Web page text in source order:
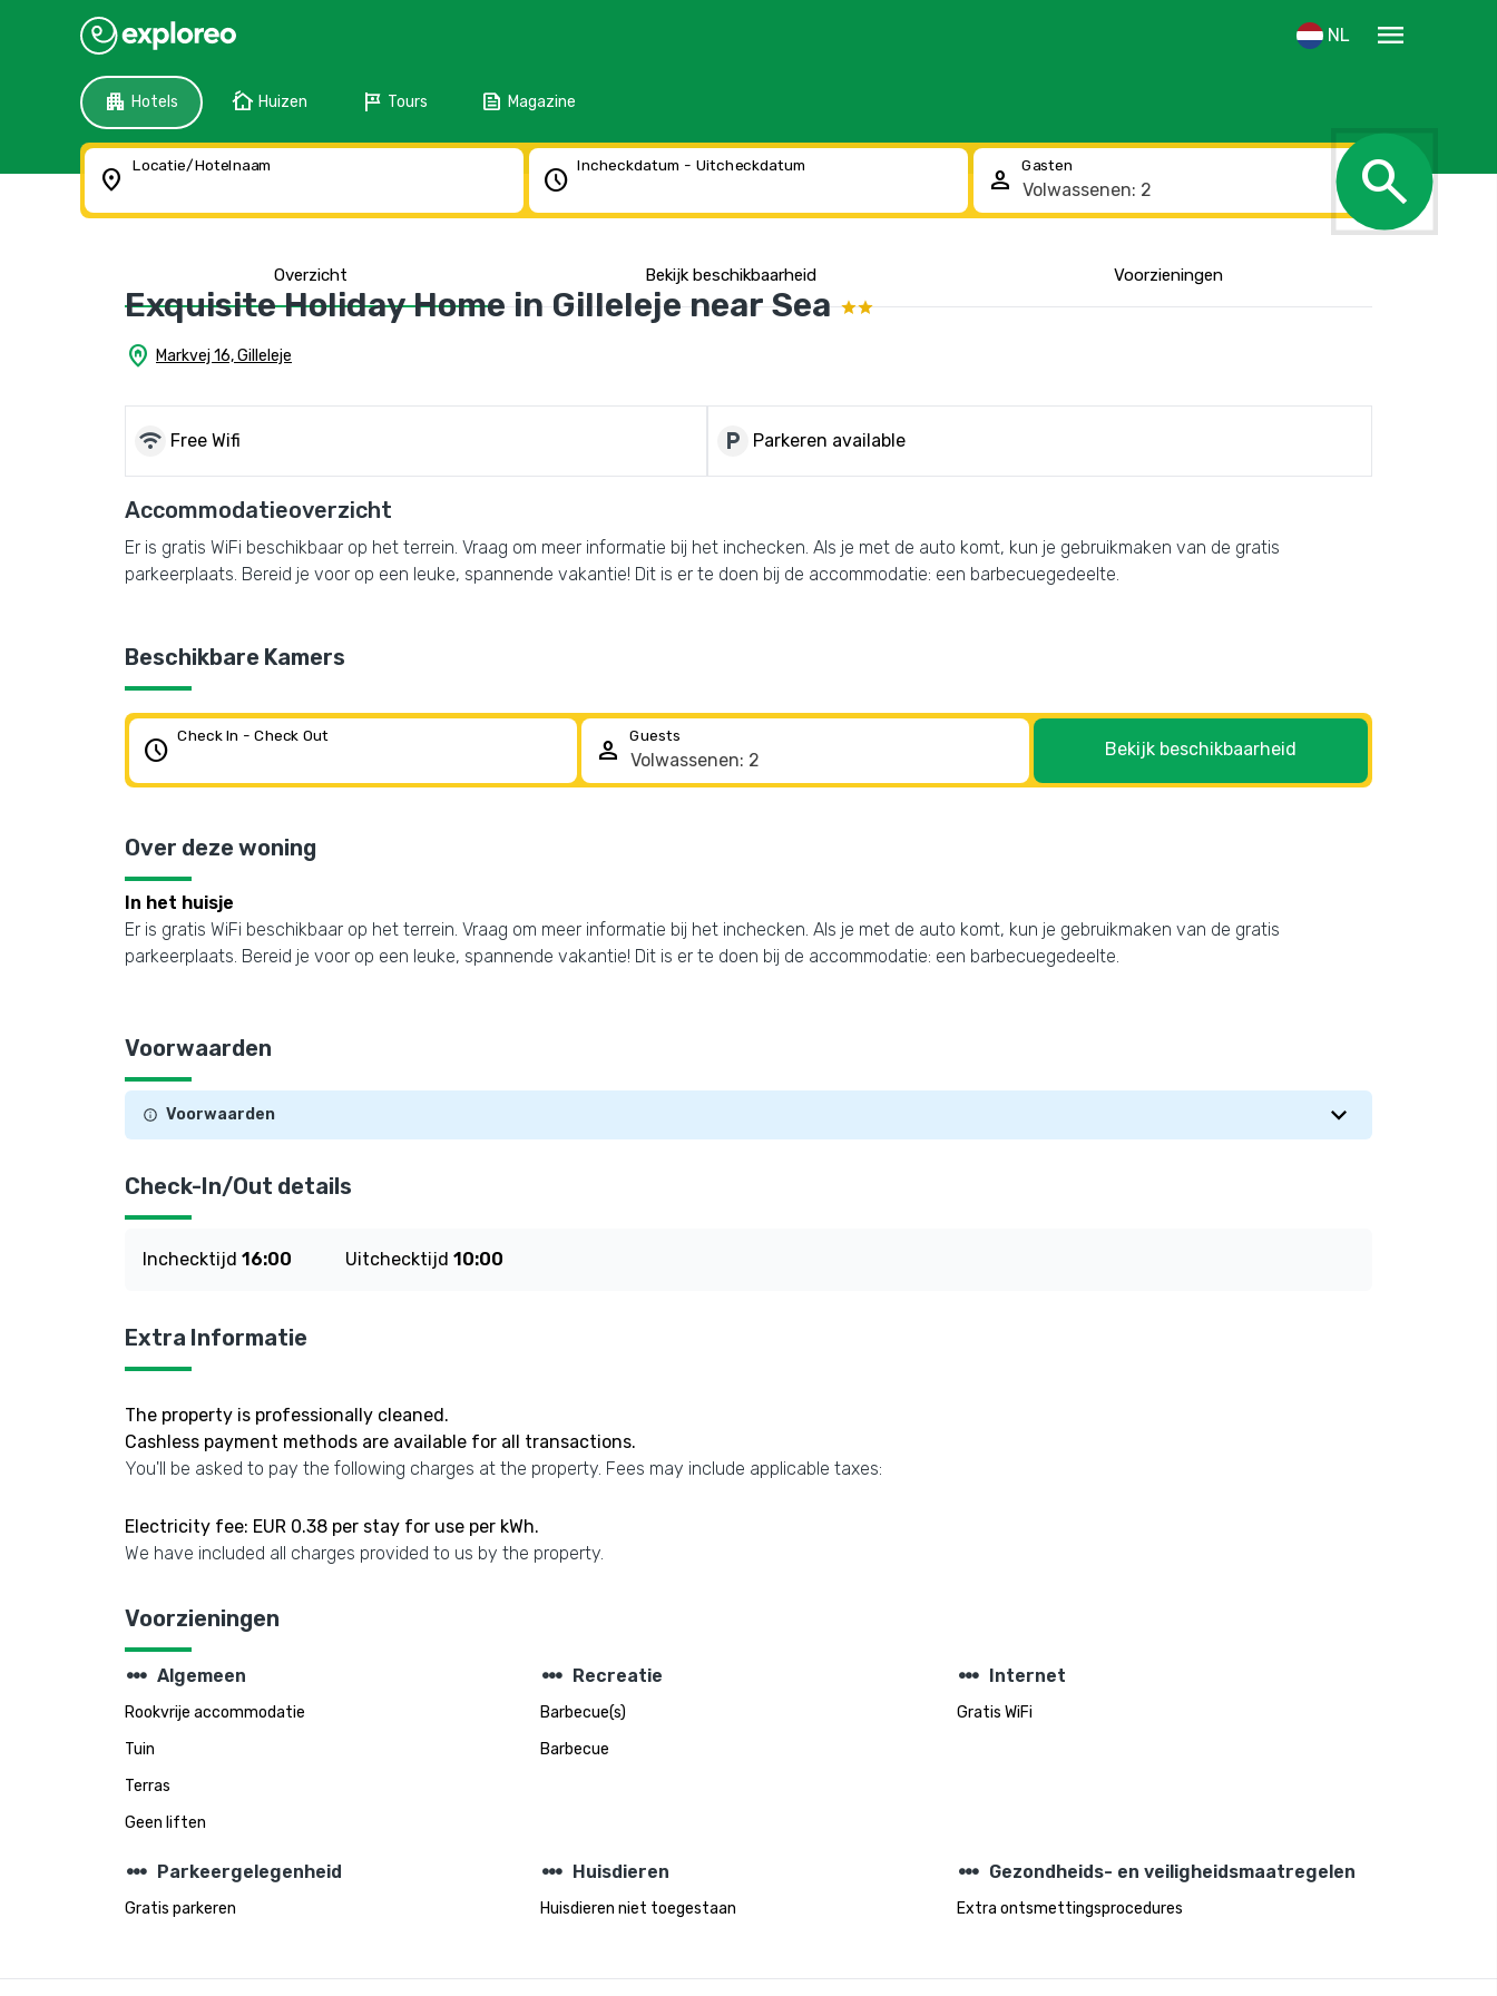
NL menu
apartment Hotels cottage Huizen tour Tours feed Magazine
location_on Locatie/Hotelnaam schedule Incheckdatum - Uitcheckdatum person Gasten search
Overzicht Bekijk beschikbaarheid Voorzieningen
Exquisite Holiday Home in Gilleleje near Sea
home_pin Markvej 16, Gilleleje
wifi Free Wifi local_parking Parkeren available
Accommodatieoverzicht
Er is gratis WiFi beschikbaar op het terrein. Vraag om meer informatie bij het inchecken. Als je met de auto komt, kun je gebruikmaken van de gratis
parkeerplaats. Bereid je voor op een leuke, spannende vakantie! Dit is er te doen bij de accommodatie: een barbecuegedeelte.
Beschikbare Kamers
schedule Check In - Check Out person Guests
Bekijk beschikbaarheid
Over deze woning
In het huisje
Er is gratis WiFi beschikbaar op het terrein. Vraag om meer informatie bij het inchecken. Als je met de auto komt, kun je gebruikmaken van de gratis
parkeerplaats. Bereid je voor op een leuke, spannende vakantie! Dit is er te doen bij de accommodatie: een barbecuegedeelte.
Voorwaarden
Voorwaarden
Check-In/Out details
Inchecktijd 16:00 Uitchecktijd 10:00
Extra Informatie
The property is professionally cleaned.
Cashless payment methods are available for all transactions.
You'll be asked to pay the following charges at the property. Fees may include applicable taxes:
Electricity fee: EUR 0.38 per stay for use per kWh.
We have included all charges provided to us by the property.
Voorzieningen
steppers Algemeen
Rookvrije accommodatie
Tuin
Terras
Geen liften
steppers Recreatie
Barbecue(s)
Barbecue
steppers Internet
Gratis WiFi
steppers Parkeergelegenheid
Gratis parkeren
steppers Huisdieren
Huisdieren niet toegestaan
steppers Gezondheids- en veiligheidsmaatregelen
Extra ontsmettingsprocedures